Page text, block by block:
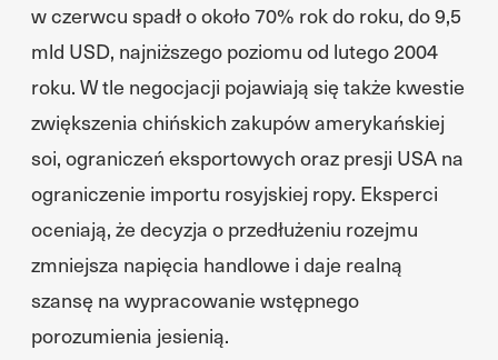
w czerwcu spadł o około 70% rok do roku, do 9,5
mld USD, najniższego poziomu od lutego 2004
roku. W tle negocjacji pojawiają się także kwestie
zwiększenia chińskich zakupów amerykańskiej
soi, ograniczeń eksportowych oraz presji USA na
ograniczenie importu rosyjskiej ropy. Eksperci
oceniają, że decyzja o przedłużeniu rozejmu
zmniejsza napięcia handlowe i daje realną
szansę na wypracowanie wstępnego
porozumienia jesienią.